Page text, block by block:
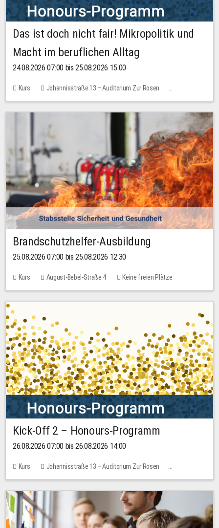
Das ist doch nicht fair! Mikropolitik und
Macht im beruflichen Alltag
24.08.2026 07:00 bis 25.08.2026 15:00
Kurs
Johannisstraße 13 – Auditorium Zur Rosen
Keine freien Plätze
Brandschutzhelfer-Ausbildung
25.08.2026 07:00 bis 25.08.2026 12:30
Kurs August-Bebel-Straße 4 Keine freien Plätze
Kick-Off 2 – Honours-Programm
26.08.2026 07:00 bis 26.08.2026 14:00
Kurs
Johannisstraße 13 – Auditorium Zur Rosen
Keine freien Plätze